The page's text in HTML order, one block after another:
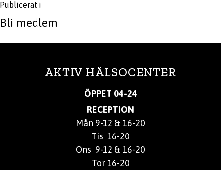
Publicerat i
Bli medlem
AKTIV HÄLSOCENTER
ÖPPET 04-24
RECEPTION
Mån 9-12 & 16-20
Tis 16-20
Ons 9-12 & 16-20
Tor 16-20